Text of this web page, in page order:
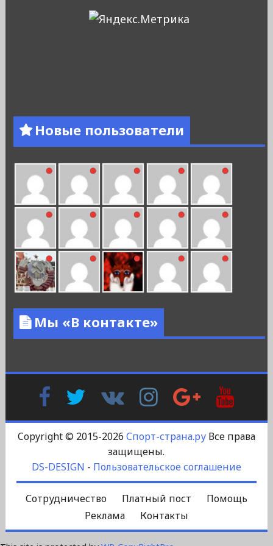
Новые пользователи
Мы «В контакте»
FacebookTwitter
Контакте
InstagramGoogle
Plus
Copyright © 2015-2026 Спорт-страна.руВсе права
защищены.
DS-DESIGN - Пользовательское соглашение
Сотрудничество Платный пост
Помощь
Реклама
Контакты